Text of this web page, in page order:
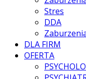
Stres
DDA
DLA FIRM
OFERTA